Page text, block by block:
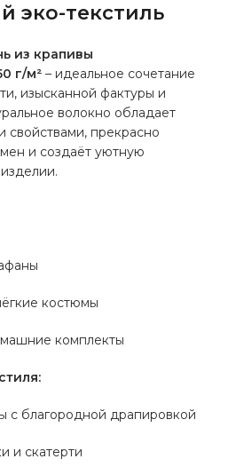
эко-текстиль
из крапивы
г/м² – идеальное сочетание
изысканной фактуры и
волокно обладает
свойствами, прекрасно
и создаёт уютную
костюмы
комплекты
с благородной драпировкой
и скатерти